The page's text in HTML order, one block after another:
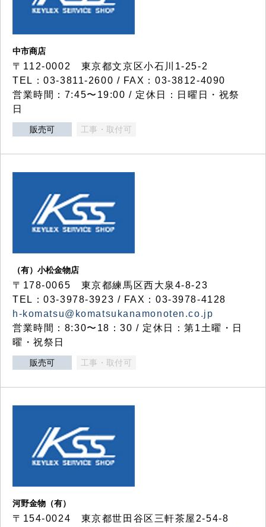
中市商店
〒112-0002 東京都文京区小石川1-25-2
TEL：03-3811-2600 / FAX：03-3812-4090
営業時間：7:45〜19:00 / 定休日：日曜日・祝祭
日
販売可 工事・取付可
（有）小松金物店
〒178-0065 東京都練馬区西大泉4-8-23
TEL：03-3978-3923 / FAX：03-3978-4128
h-komatsu@komatsukanamonoten.co.jp
営業時間：8:30〜18：30 / 定休日：第1土曜・日
曜・祝祭日
販売可 工事・取付可
河野金物（有）
〒154-0024 東京都世田谷区三軒茶屋2-54-8